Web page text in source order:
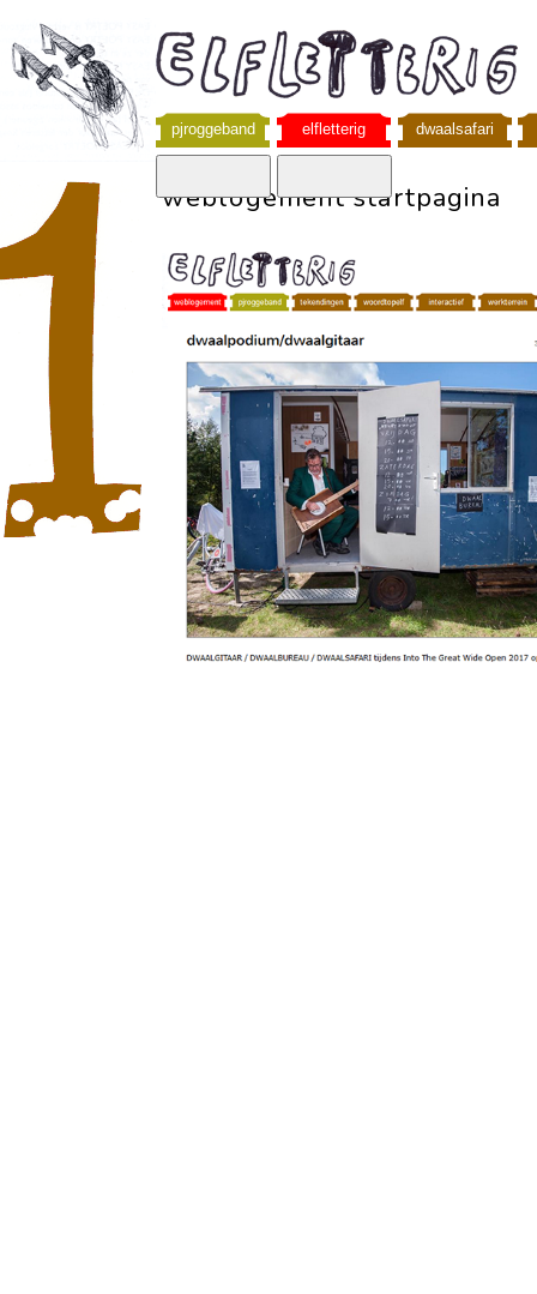
pjroggeband elfletterig dwaalsafari
weblogement startpagina